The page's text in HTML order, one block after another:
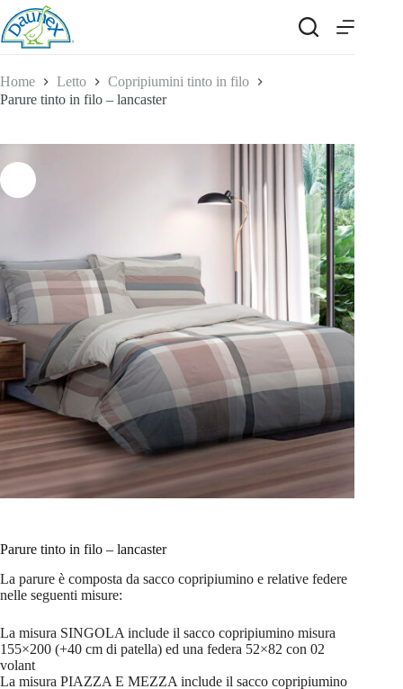
Salta
al
contenuto
Home Letto
Copripiumini tinto in filo
Parure tinto in filo – lancaster
Parure tinto in filo – lancaster
La parure è composta da sacco copripiumino e relative federe
nelle seguenti misure:
La misura SINGOLA include il sacco copripiumino misura
155×200 (+40 cm di patella) ed una federa 52×82 con 02
volant
La misura PIAZZA E MEZZA include il sacco copripiumino